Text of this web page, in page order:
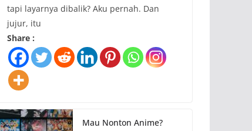
tapi layarnya dibalik? Aku pernah. Dan
jujur, itu
Share :
Mau Nonton Anime?